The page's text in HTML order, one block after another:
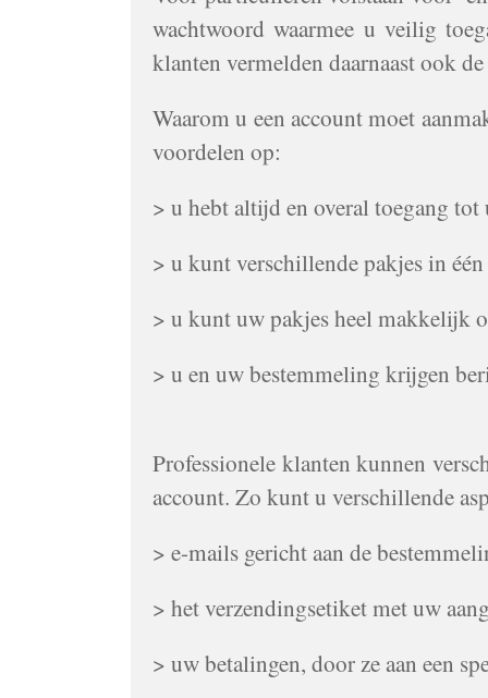
wachtwoord waarmee u veilig
klanten vermelden daarnaast ook
Waarom u een account moet
voordelen op:
> u hebt altijd en overal toegang
> u kunt verschillende pakjes in
> u kunt uw pakjes heel makkelijk
> u en uw bestemmeling krijgen
Professionele klanten kunnen
account. Zo kunt u verschillende
> e-mails gericht aan de
> het verzendingsetiket met uw
> uw betalingen, door ze aan een